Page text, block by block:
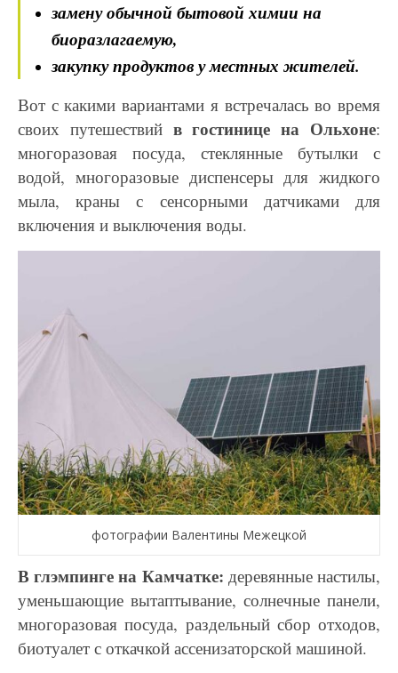
замену обычной бытовой химии на
биоразлагаемую,
закупку продуктов у местных жителей.
Вот с какими вариантами я встречалась во время
своих путешествийвгостинице на Ольхоне:
многоразовая посуда, стеклянные бутылки с
водой, многоразовые диспенсеры для жидкого
мыла, краны с сенсорными датчиками для
включения и выключения воды.
фотографии Валентины Межецкой
В глэмпинге на Камчатке: деревянные настилы,
уменьшающие вытаптывание, солнечные панели,
многоразовая посуда, раздельный сбор отходов,
биотуалет с откачкой ассенизаторской машиной.